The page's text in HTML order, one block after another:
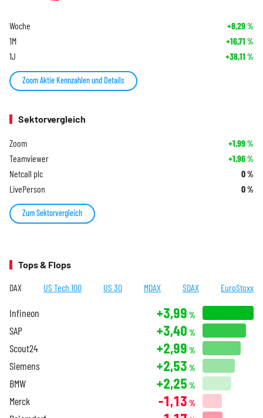
Woche +8,29%
1M +16,71 %
1J +38,11 %
Zoom Aktie Kennzahlen und Details
Sektorvergleich
Zoom +1,99%
Teamviewer +1,96%
Netcall plc 0%
LivePerson 0%
Zum Sektorvergleich
Tops & Flops
DAX US Tech 100 US 30 MDAX SDAX EuroStoxx
Infineon +3,99 %
SAP +3,40 %
Scout24 +2,99 %
Siemens +2,53 %
BMW +2,25 %
Merck -1,13 %